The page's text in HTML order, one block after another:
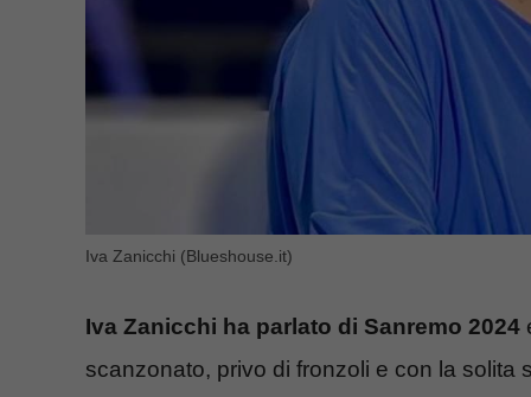
Iva Zanicchi (Blueshouse.it)
Iva Zanicchi ha parlato di Sanremo 2024
scanzonato, privo di fronzoli e con la solita